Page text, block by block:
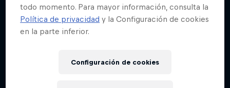
Red Bull Batalla Final Torneo de Plazas
todo momento. Para mayor información, consulta la
Política de privacidad y la Configuración de cookies
en la parte inferior.
Configuración de cookies